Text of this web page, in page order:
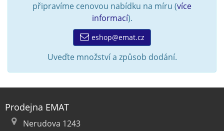
připravíme cenovou nabídku na míru (více
informací).
eshop@emat.cz
Uveďte množství a způsob dodání.
Prodejna EMAT
Nerudova 1243